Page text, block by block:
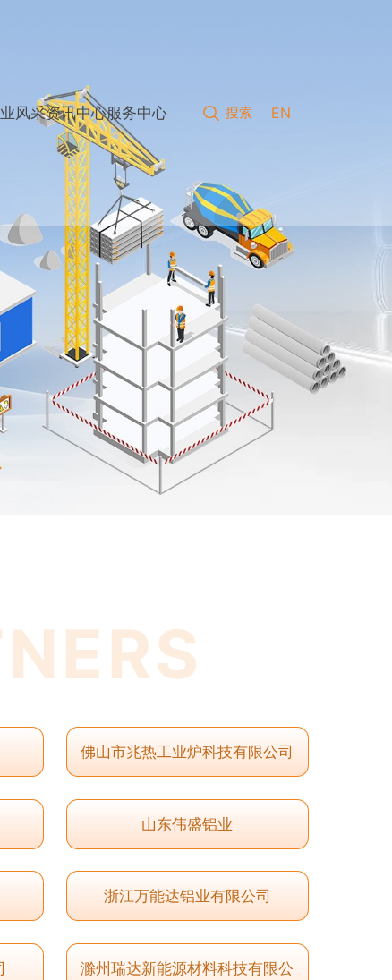
风采资讯中心服务中心 搜索 EN
佛山市兆热工业炉科技有限公司
山东伟盛铝业
浙江万能达铝业有限公司
滁州瑞达新能源材料科技有限公